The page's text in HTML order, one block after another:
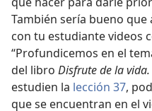
También sería bueno
con tu estudiante videos
“Profundicemos en el
del libro Disfrute de la vida.
estudien la lección 37,
que se encuentran en el